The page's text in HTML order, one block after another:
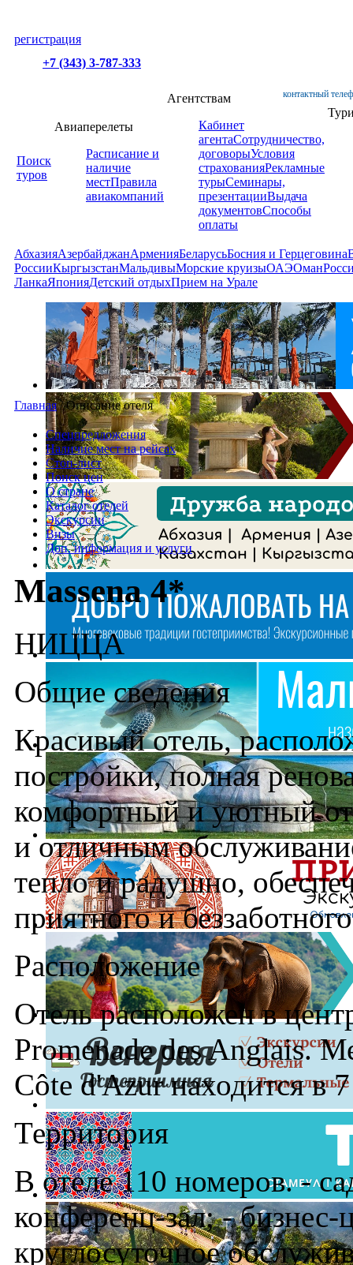
регистрация
+7 (343) 3-787-333
контактный
Поиск
туров
Авиаперелеты
Расписание и
наличие
местПравила
авиакомпаний
Агентствам
Кабинет
агентаСотрудничество,
договорыУсловия
страхованияРекламные
турыСеминары,
презентацииВыдача
документовСпособы
оплаты
АбхазияАзербайджанАрменияБеларусьБосния и Герцеговина
РоссииКыргызстанМальдивыМорские круизыОАЭОман
ЛанкаЯпонияДетский отдыхПрием на Урале
Главная /Описание отеля
Спецпредложения
Наличие мест на рейсах
Стоп-лист
Поиск цен
О стране
Каталог отелей
Экскурсии
Визы
Доп. информация и услуги
Massena 4*
НИЦЦА
Общие сведения
Красивый отель,
постройки, полная
комфортный и уютный
и отличным
тепло и радушно,
приятного и
Расположение
Отель расположен в
Promenade des Anglais.
Côte d'Azur находится в
Территория
В отеле 110 номеров. -
конференц-зал; -
круглосуточное